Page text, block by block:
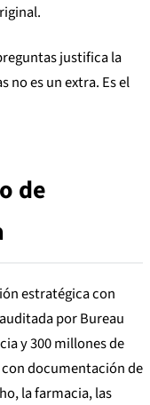
justifica la
no es un extra. Es el
de
estratégica con
por Bureau
y 300 millones de
documentación de
la farmacia, las